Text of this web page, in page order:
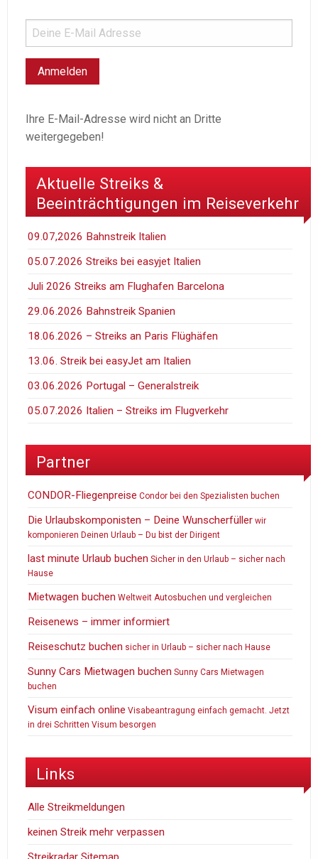
Ihre E-Mail-Adresse wird nicht an Dritte
weitergegeben!
Aktuelle Streiks &
Beeinträchtigungen im Reiseverkehr
09.07,2026 Bahnstreik Italien
05.07.2026 Streiks bei easyjet Italien
Juli 2026 Streiks am Flughafen Barcelona
29.06.2026 Bahnstreik Spanien
18.06.2026 – Streiks an Paris Flüghäfen
13.06. Streik bei easyJet am Italien
03.06.2026 Portugal – Generalstreik
05.07.2026 Italien – Streiks im Flugverkehr
Partner
CONDOR-Fliegenpreise Condor bei den Spezialisten buchen
Die Urlaubskomponisten – Deine Wunscherfüller wir
komponieren Deinen Urlaub – Du bist der Dirigent
last minute Urlaub buchen Sicher in den Urlaub – sicher nach
Hause
Mietwagen buchen Weltweit Autosbuchen und vergleichen
Reisenews – immer informiert
Reiseschutz buchen sicher in Urlaub – sicher nach Hause
Sunny Cars Mietwagen buchen Sunny Cars Mietwagen
buchen
Visum einfach online Visabeantragung einfach gemacht. Jetzt
in drei Schritten Visum besorgen
Links
Alle Streikmeldungen
keinen Streik mehr verpassen